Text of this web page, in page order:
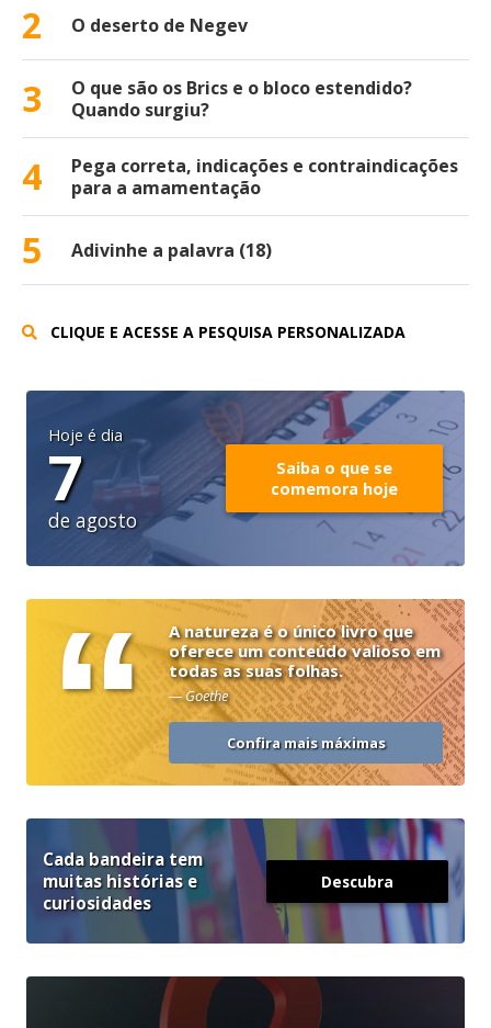
2 O deserto de Negev
3
O que são os Brics e o bloco estendido?
Quando surgiu?
4
Pega correta, indicações e contraindicações
para a amamentação
5 Adivinhe a palavra (18)
CLIQUE E ACESSE A PESQUISA PERSONALIZADA
Hoje é dia
7
de agosto
Saiba o que se
comemora hoje
“
A natureza é o único livro que
oferece um conteúdo valioso em
todas as suas folhas.
— Goethe
Confira mais máximas
Cada bandeira tem
muitas histórias e
curiosidades
Descubra